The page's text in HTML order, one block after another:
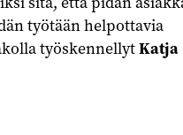
työtään helpottavia
työskennellytKatja